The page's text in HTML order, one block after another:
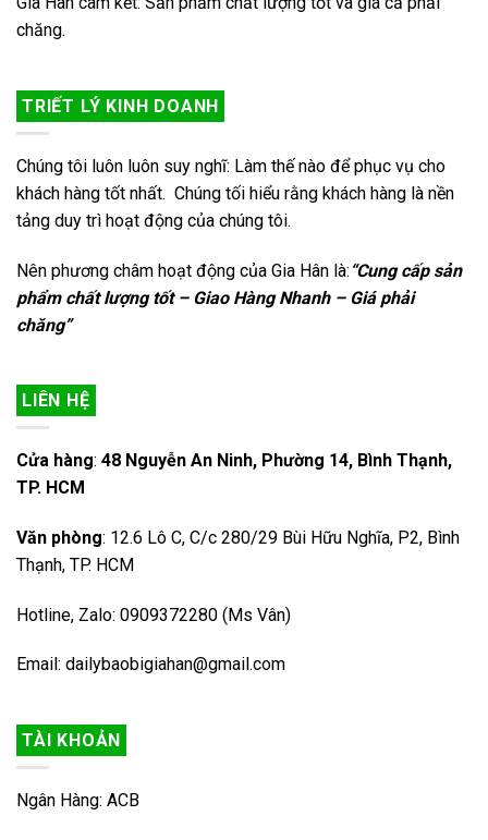
chăng.
TRIẾT LÝ KINH DOANH
Chúng tôi luôn luôn suy nghĩ: Làm thế nào để phục vụ cho
khách hàng tốt nhất. Chúng tối hiểu rằng khách hàng là nền
tảng duy trì hoạt động của chúng tôi.
Nên phương châm hoạt động của Gia Hân là: “Cung cấp sản
phẩm chất lượng tốt – Giao Hàng Nhanh – Giá phải
chăng”
LIÊN HỆ
Cửa hàng: 48 Nguyễn An Ninh, Phường 14, Bình Thạnh,
TP. HCM
Văn phòng: 12.6 Lô C, C/c 280/29 Bùi Hữu Nghĩa, P2, Bình
Thạnh, TP. HCM
Hotline, Zalo: 0909372280 (Ms Vân)
Email: dailybaobigiahan@gmail.com
TÀI KHOẢN
Ngân Hàng: ACB